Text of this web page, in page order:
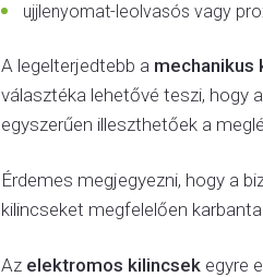
ujjlenyomat-leolvasós vagy
A legelterjedtebb a mechanikus
választéka lehetővé teszi, hogy
egyszerűen illeszthetőek a
Érdemes megjegyezni, hogy a
kilincseket megfelelően
Az elektromos kilincsek egyre